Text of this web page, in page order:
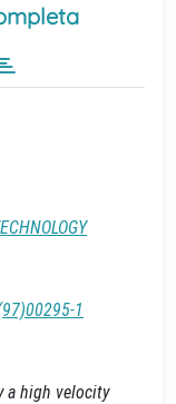
1
a high velocity